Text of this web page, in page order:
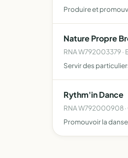
Produire et
Nature Propre
RNA W792003379 ·
Servir des
Rythm'in Dance
RNA W792000908
Promouvoir la